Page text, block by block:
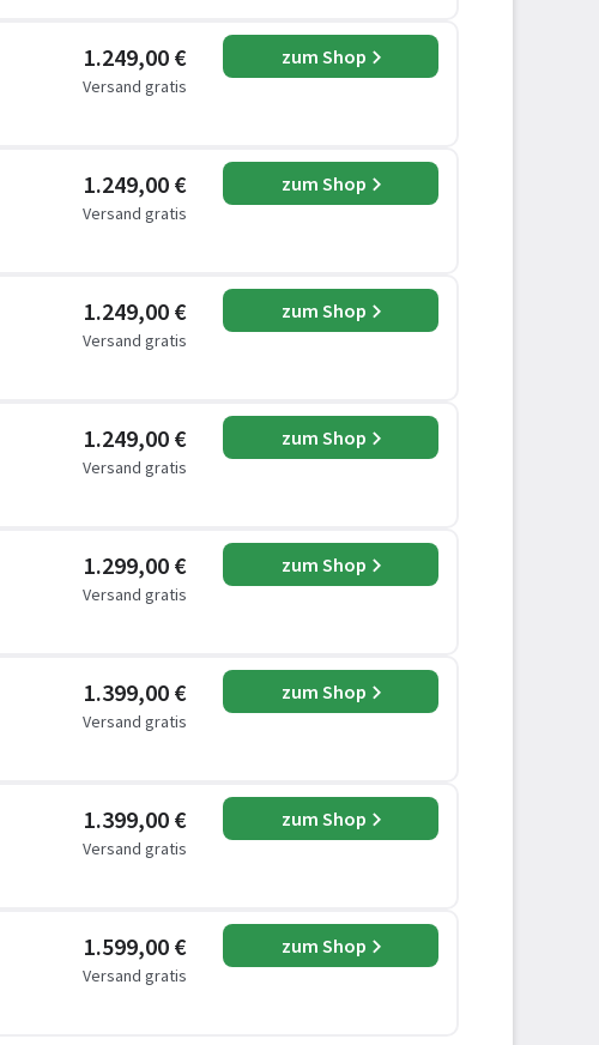
1.249,00 €
Versand gratis
zum Shop
1.249,00 €
Versand gratis
zum Shop
1.249,00 €
Versand gratis
zum Shop
1.249,00 €
Versand gratis
zum Shop
1.299,00 €
Versand gratis
zum Shop
1.399,00 €
Versand gratis
zum Shop
1.399,00 €
Versand gratis
zum Shop
1.599,00 €
Versand gratis
zum Shop